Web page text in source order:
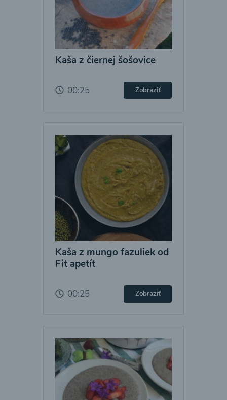
Kaša z čiernej šošovice
00:25 Zobraziť
Kaša z mungo fazuliek od
Fit apetít
00:25 Zobraziť